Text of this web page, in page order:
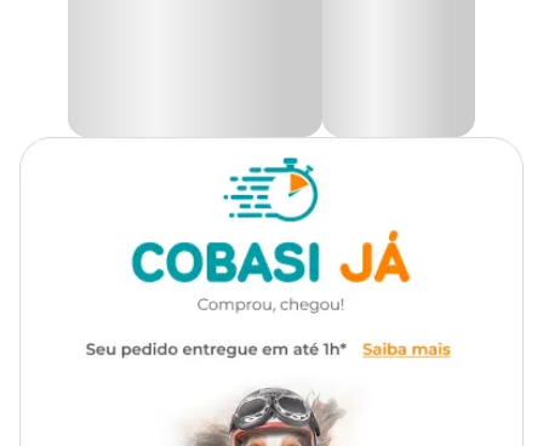
Tradicional Topseed Garden com preço
especial. Compre
Revolva o solo no mínimo 20 cm de profundidade até que fique
esterco e/ou húmus na proporção de 10%. Misture adubo
Para plantio em vasos, use substrato e adicione 5g de adubo por
embalagem. Após o plantio, manter o solo e/ou substrato úmido,
sem encharcar, para obter melhores resultados.